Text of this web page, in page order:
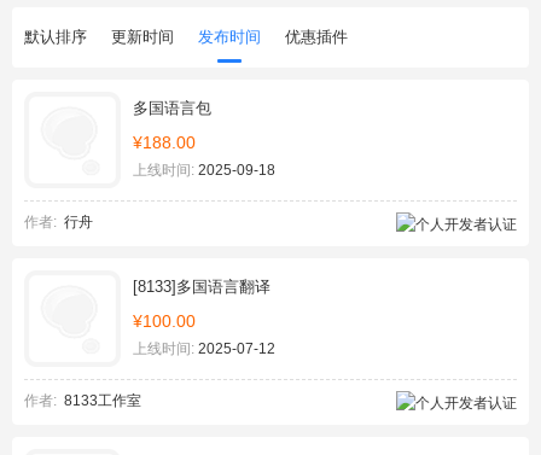
默认排序 更新时间 发布时间 优惠插件
多国语言包
¥188.00
上线时间: 2025-09-18
作者: 行舟
[8133]多国语言翻译
¥100.00
上线时间: 2025-07-12
作者: 8133工作室